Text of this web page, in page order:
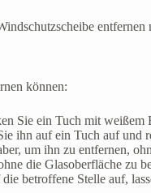
entfernen
können:
Sie ein Tuch mit weißem
ihn auf ein Tuch auf und
um ihn zu entfernen,
die Glasoberfläche zu
betroffene Stelle auf,